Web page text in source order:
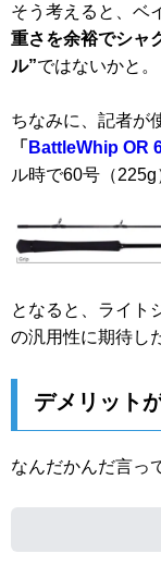
そう考えると、ベ
重さを余裕でシャ
ル”ではないかと。
ちなみに、記者が
「 BattleWhip OR
ル時で60号（225g
となると、ライト
の汎用性に期待し
デメリット
なんだかんだ言っ